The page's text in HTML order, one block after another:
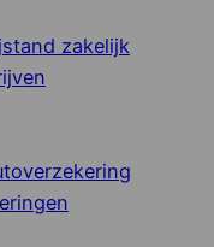
zakelijk